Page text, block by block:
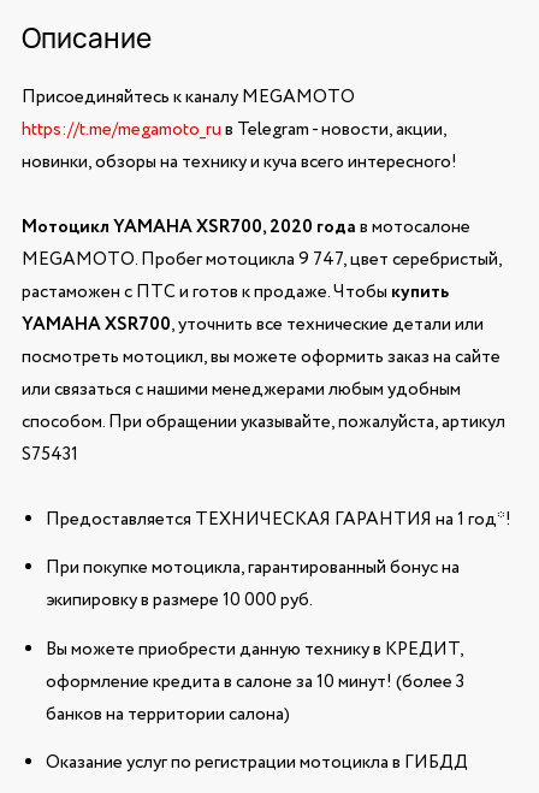
Описание
Присоединяйтесь к каналу MEGAMOTO
https://t.me/megamoto_ruв Telegram - новости, акции,
новинки, обзоры на технику и куча всего интересного!
Мотоцикл YAMAHA XSR700, 2020 годав мотосалоне
MEGAMOTO. Пробег мотоцикла 9 747, цвет серебристый,
растаможен с ПТС и готов к продаже. Чтобы купить
YAMAHA XSR700, уточнить все технические детали или
посмотреть мотоцикл, вы можете оформить заказ на сайте
или связаться с нашими менеджерами любым удобным
способом. При обращении указывайте, пожалуйста, артикул
S75431
Предоставляется ТЕХНИЧЕСКАЯ ГАРАНТИЯ на 1 год*!
При покупке мотоцикла, гарантированный бонус на
экипировку в размере 10 000 руб.
Вы можете приобрести данную технику в КРЕДИТ,
оформление кредита в салоне за 10 минут! (более 3
банков на территории салона)
Оказание услуг по регистрации мотоцикла в ГИБДД